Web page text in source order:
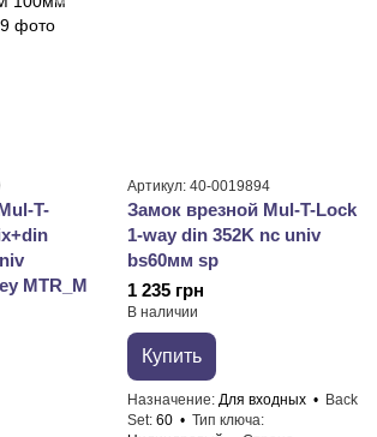
T-
MTR_M
Артикул: 40-0019894
Замок врезной Mul-T-Lock
1-way din 352K nc univ
bs60мм sp
1 235 грн
В наличии
Купить
Назначение Для входных
Back
Set 60
Тип ключа